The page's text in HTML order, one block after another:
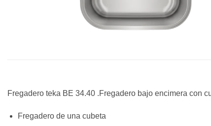
Fregadero teka BE 34.40 .Fregadero bajo encimera con
Fregadero de una cubeta